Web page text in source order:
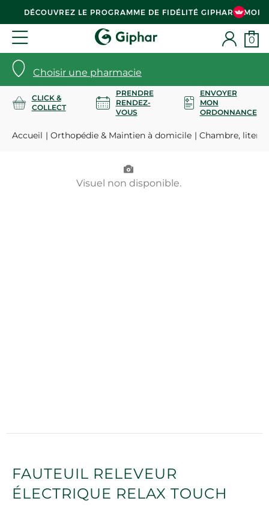
DÉCOUVREZ LE PROGRAMME DE FIDÉLITÉ GIPHAR & MOI
Choisir une pharmacie
0
CLICK &
COLLECT
PRENDRE
RENDEZ-
VOUS
ENVOYER
MON
ORDONNANCE
Accueil Orthopédie & Maintien à domicile Chambre,
Visuel non disponible.
FAUTEUIL RELEVEUR
ÉLECTRIQUE RELAX TOUCH